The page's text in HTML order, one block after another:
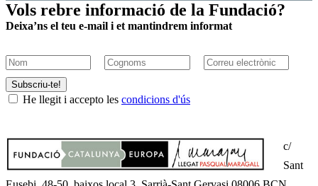
Vols rebre informació de la Fundació?
Deixa’ns el teu e-mail i et mantindrem informat
Subscriu-te!
He llegit i accepto les condicions d'ús
c/
Sant